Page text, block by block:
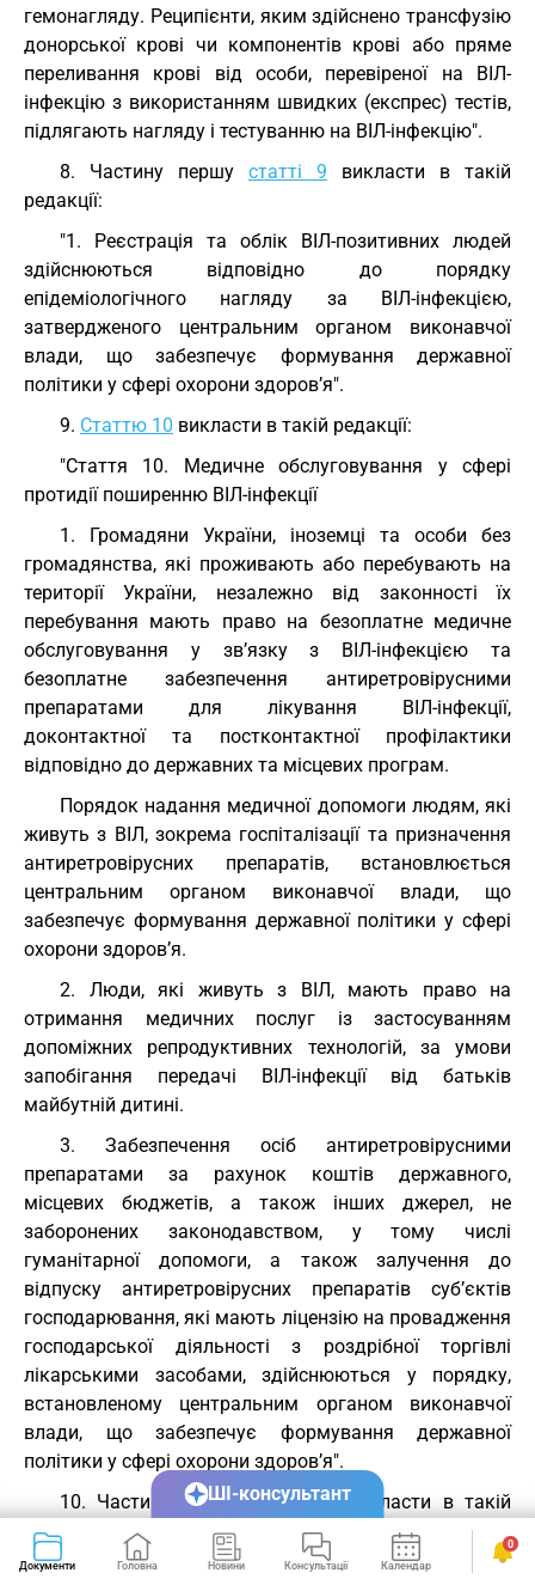
гемонагляду. Реципієнти, яким здійснено трансфузію
донорської крові чи компонентів крові або пряме
переливання крові від особи, перевіреної на ВІЛ-
інфекцію з використанням швидких (експрес) тестів,
підлягають нагляду і тестуванню на ВІЛ-інфекцію".
8. Частину першу статті 9 викласти в такій
редакції:
"1. Реєстрація та облік ВІЛ-позитивних людей
здійснюються відповідно до порядку
епідеміологічного нагляду за ВІЛ-інфекцією,
затвердженого центральним органом виконавчої
влади, що забезпечує формування державної
політики у сфері охорони здоров’я".
9. Статтю 10 викласти в такій редакції:
"Стаття 10. Медичне обслуговування у сфері
протидії поширенню ВІЛ-інфекції
1. Громадяни України, іноземці та особи без
громадянства, які проживають або перебувають на
території України, незалежно від законності їх
перебування мають право на безоплатне медичне
обслуговування у зв’язку з ВІЛ-інфекцією та
безоплатне забезпечення антиретровірусними
препаратами для лікування ВІЛ-інфекції,
доконтактної та постконтактної профілактики
відповідно до державних та місцевих програм.
Порядок надання медичної допомоги людям, які
живуть з ВІЛ, зокрема госпіталізації та призначення
антиретровірусних препаратів, встановлюється
центральним органом виконавчої влади, що
забезпечує формування державної політики у сфері
охорони здоров’я.
2. Люди, які живуть з ВІЛ, мають право на
отримання медичних послуг із застосуванням
допоміжних репродуктивних технологій, за умови
запобігання передачі ВІЛ-інфекції від батьків
майбутній дитині.
3. Забезпечення осіб антиретровірусними
препаратами за рахунок коштів державного,
місцевих бюджетів, а також інших джерел, не
заборонених законодавством, у тому числі
гуманітарної допомоги, а також залучення до
відпуску антиретровірусних препаратів суб’єктів
господарювання, які мають ліцензію на провадження
господарської діяльності з роздрібної торгівлі
лікарськими засобами, здійснюються у порядку,
встановленому центральним органом виконавчої
влади, що забезпечує формування державної
політики у сфері охорони здоров’я".
10. Частину першустатті 11викласти в такій
редакції:
"1. Якщо післятестове консультування не привело
Документи Головна Новини Консультації Календар Сервіси
0
ШІ-консультант